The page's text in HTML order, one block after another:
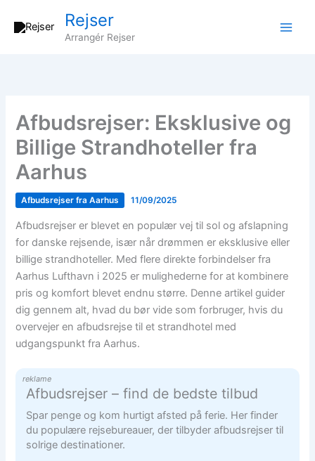
Rejser
Arrangér Rejser
Afbudsrejser: Eksklusive og
Billige Strandhoteller fra
Aarhus
Afbudsrejser fra Aarhus 11/09/2025
Afbudsrejser er blevet en populær vej til sol og afslapning
for danske rejsende, især når drømmen er eksklusive eller
billige strandhoteller. Med flere direkte forbindelser fra
Aarhus Lufthavn i 2025 er mulighederne for at kombinere
pris og komfort blevet endnu større. Denne artikel guider
dig gennem alt, hvad du bør vide som forbruger, hvis du
overvejer en afbudsrejse til et strandhotel med
udgangspunkt fra Aarhus.
reklame
Afbudsrejser – find de bedste tilbud
Spar penge og kom hurtigt afsted på ferie. Her finder
du populære rejsebureauer, der tilbyder afbudsrejser til
solrige destinationer.